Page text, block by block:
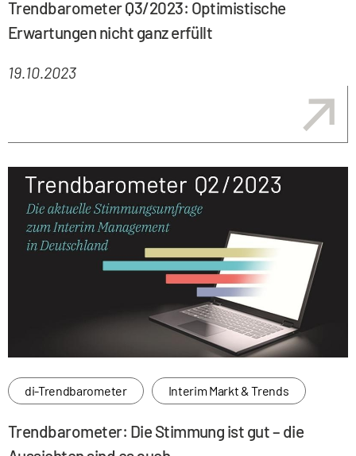
Trendbarometer Q3/2023: Optimistische
Erwartungen nicht ganz erfüllt
19.10.2023
di-Trendbarometer Interim Markt & Trends
Trendbarometer: Die Stimmung ist gut – die